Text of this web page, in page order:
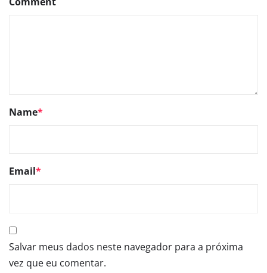
Name*
Email*
Salvar meus dados neste navegador para a próxima
vez que eu comentar.